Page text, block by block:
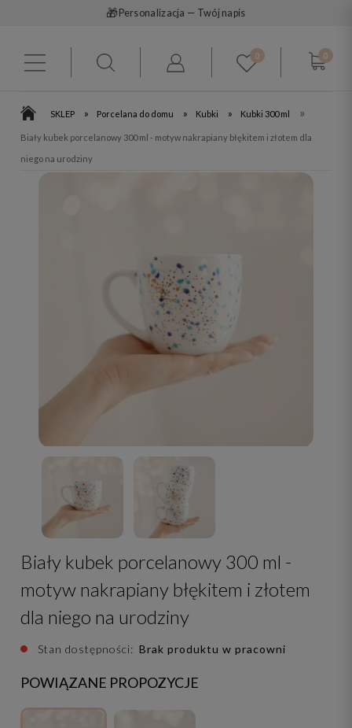
🎁 Personalizacja — Twój napis
0 0
SKLEP » Porcelana do domu » Kubki » Kubki 300 ml »
Biały kubek porcelanowy 300 ml - motyw nakrapiany błękitem i złotem dla
niego na urodziny
Biały kubek porcelanowy 300 ml -
motyw nakrapiany błękitem i złotem
dla niego na urodziny
Stan dostępności: Brak produktu w pracowni
POWIĄZANE PROPOZYCJE